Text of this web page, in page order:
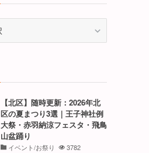
【北区】随時更新：2026年北
区の夏まつり3選｜王子神社例
大祭・赤羽納涼フェスタ・飛鳥
山盆踊り
イベント/お祭り 3782